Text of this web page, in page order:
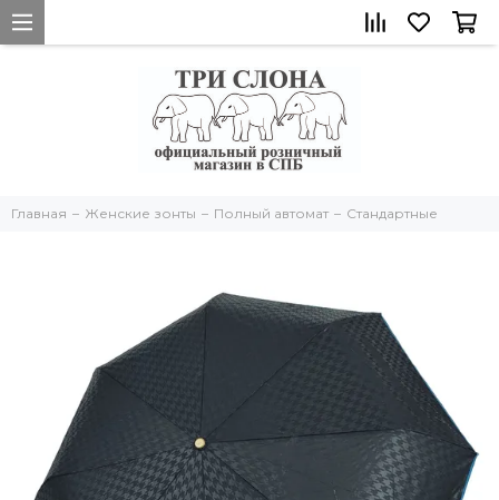
Главная Женские зонты Полный автомат Стандартные